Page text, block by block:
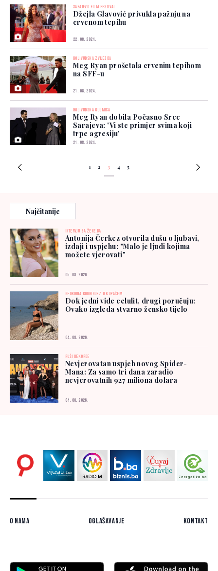
SARAJEVO FILM FESTIVAL
Džejla Glavović privukla pažnju na
crvenom tepihu
22. 08. 2024.
HOLIVUDSKA ZVIJEZDA
Meg Ryan prošetala crvenim tepihom
na SFF-u
21. 08. 2024.
HOLIVUDSKA GLUMICA
Meg Ryan dobila Počasno Srce
Sarajeva: 'Vi ste primjer svima koji
trpe agresiju'
21. 08. 2024.
1 2 3 4 5
Najčitanije
INTERVJU ZA ŽENE.BA
Antonija Čerkez otvorila dušu o ljubavi,
izdaji i uspjehu: "Malo je ljudi kojima
možete vjerovati"
05. 08. 2026.
GEORGINA RODRIGUEZ U KUPAĆEM
Dok jedni vide celulit, drugi poručuju:
Ovako izgleda stvarno žensko tijelo
04. 08. 2026.
RUŠI REKORDE
Nevjerovatan uspjeh novog Spider-
Mana: Za samo tri dana zaradio
nevjerovatnih 927 miliona dolara
04. 08. 2026.
O nama Oglašavanje Kontakt